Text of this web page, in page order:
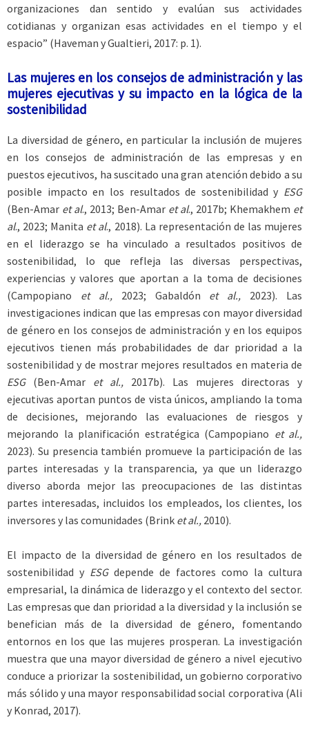
organizaciones dan sentido y evalúan sus actividades
cotidianas y organizan esas actividades en el tiempo y el
espacio” (Haveman y Gualtieri, 2017: p. 1).
Las mujeres en los consejos de administración y las
mujeres ejecutivas y su impacto en la lógica de la
sostenibilidad
La diversidad de género, en particular la inclusión de mujeres
en los consejos de administración de las empresas y en
puestos ejecutivos, ha suscitado una gran atención debido a su
posible impacto en los resultados de sostenibilidad y ESG
(Ben-Amar et al., 2013; Ben-Amar et al., 2017b; Khemakhem et
al., 2023; Manita et al., 2018). La representación de las mujeres
en el liderazgo se ha vinculado a resultados positivos de
sostenibilidad, lo que refleja las diversas perspectivas,
experiencias y valores que aportan a la toma de decisiones
(Campopiano et al., 2023; Gabaldón et al., 2023). Las
investigaciones indican que las empresas con mayor diversidad
de género en los consejos de administración y en los equipos
ejecutivos tienen más probabilidades de dar prioridad a la
sostenibilidad y de mostrar mejores resultados en materia de
ESG (Ben-Amar et al., 2017b). Las mujeres directoras y
ejecutivas aportan puntos de vista únicos, ampliando la toma
de decisiones, mejorando las evaluaciones de riesgos y
mejorando la planificación estratégica (Campopiano et al.,
2023). Su presencia también promueve la participación de las
partes interesadas y la transparencia, ya que un liderazgo
diverso aborda mejor las preocupaciones de las distintas
partes interesadas, incluidos los empleados, los clientes, los
inversores y las comunidades (Brink et al., 2010).
El impacto de la diversidad de género en los resultados de
sostenibilidad y ESG depende de factores como la cultura
empresarial, la dinámica de liderazgo y el contexto del sector.
Las empresas que dan prioridad a la diversidad y la inclusión se
benefician más de la diversidad de género, fomentando
entornos en los que las mujeres prosperan. La investigación
muestra que una mayor diversidad de género a nivel ejecutivo
conduce a priorizar la sostenibilidad, un gobierno corporativo
más sólido y una mayor responsabilidad social corporativa (Ali
y Konrad, 2017).